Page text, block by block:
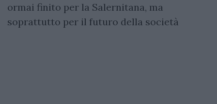
ormai finito per la Salernitana, ma
soprattutto per il futuro della società